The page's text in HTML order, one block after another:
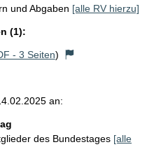
und Abgaben [alle RV hierzu]
(1):
- 3 Seiten)
an:
des Bundestages [alle